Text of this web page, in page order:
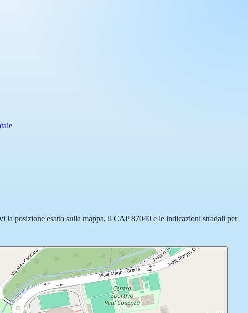
posizione esatta sulla mappa, il CAP 87040 e le indicazioni stradali per